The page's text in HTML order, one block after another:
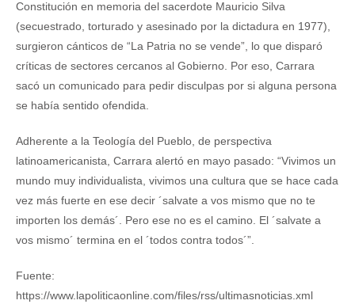
Constitución en memoria del sacerdote Mauricio Silva
(secuestrado, torturado y asesinado por la dictadura en 1977),
surgieron cánticos de “La Patria no se vende”, lo que disparó
críticas de sectores cercanos al Gobierno. Por eso, Carrara
sacó un comunicado para pedir disculpas por si alguna persona
se había sentido ofendida.
Adherente a la Teología del Pueblo, de perspectiva
latinoamericanista, Carrara alertó en mayo pasado: “Vivimos un
mundo muy individualista, vivimos una cultura que se hace cada
vez más fuerte en ese decir ´salvate a vos mismo que no te
importen los demás´. Pero ese no es el camino. El ´salvate a
vos mismo´ termina en el ´todos contra todos´”.
Fuente:
https://www.lapoliticaonline.com/files/rss/ultimasnoticias.xml